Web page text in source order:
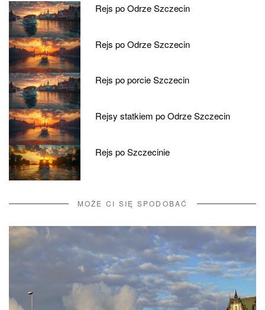
Rejs po Odrze Szczecin
Rejs po Odrze Szczecin
Rejs po porcie Szczecin
Rejsy statkiem po Odrze Szczecin
Rejs po Szczecinie
MOŻE CI SIĘ SPODOBAĆ